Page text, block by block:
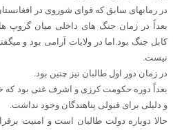
در رمانهای سابق که قوای شوروی در
بعداً در زمان جنگ های داخلی میان گروپ
کابل جنگ بود.اما در ولایات آرامی بود و
نیست.
در زمان دور اول طالبان نیز چنین بود.
بعداً دوره حکومت کرزی و اشرف غنی بود که
و دلیلی برای قبولی پناهندگان وجود نداشت.
حالا دوباره دولت طالبان است و امنیت